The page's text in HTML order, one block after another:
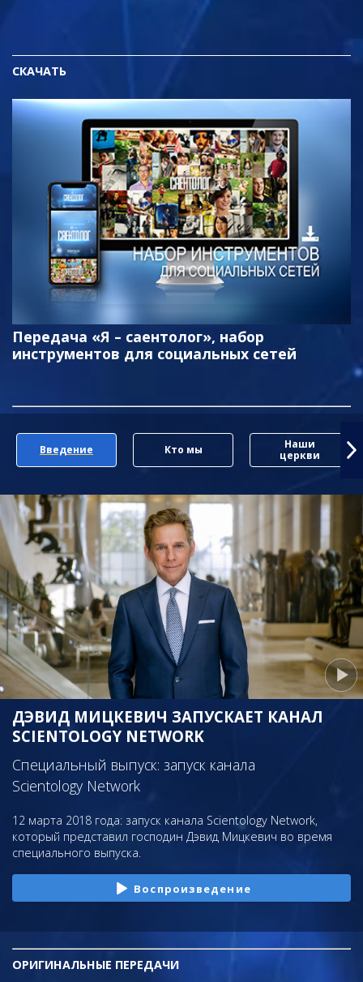
СКАЧАТЬ
Передача «Я – саентолог», набор
инструментов для социальных сетей
Введение Кто мы
Наши
церкви
ДЭВИД МИЦКЕВИЧ ЗАПУСКАЕТ КАНАЛ
SCIENTOLOGY NETWORK
Специальный выпуск: запуск канала
Scientology Network
12 марта 2018 года: запуск канала Scientology Network,
который представил господин Дэвид Мицкевич во время
специального выпуска.
Воспроизведение
ОРИГИНАЛЬНЫЕ ПЕРЕДАЧИ